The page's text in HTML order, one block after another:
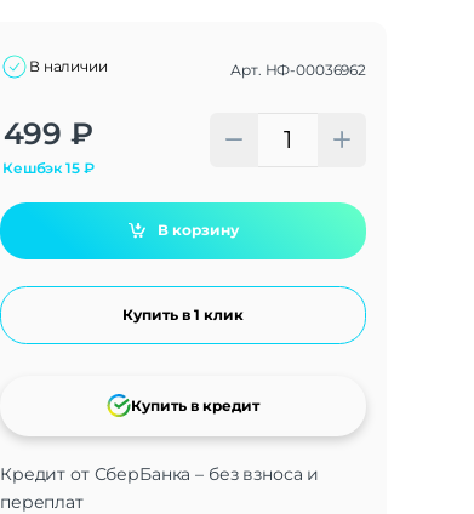
В наличии Арт. НФ-00036962
499 ₽
Кешбэк15₽
В корзину
Купить в 1 клик
Кредит от СберБанка – без взноса и
переплат
Купить в кредит
Alternative: